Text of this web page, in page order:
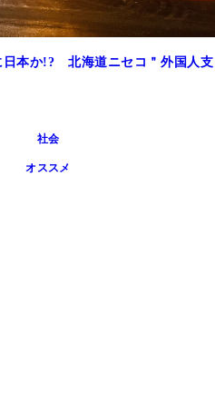
日本か!? 北海道ニセコ＂外国人支
社会
オススメ